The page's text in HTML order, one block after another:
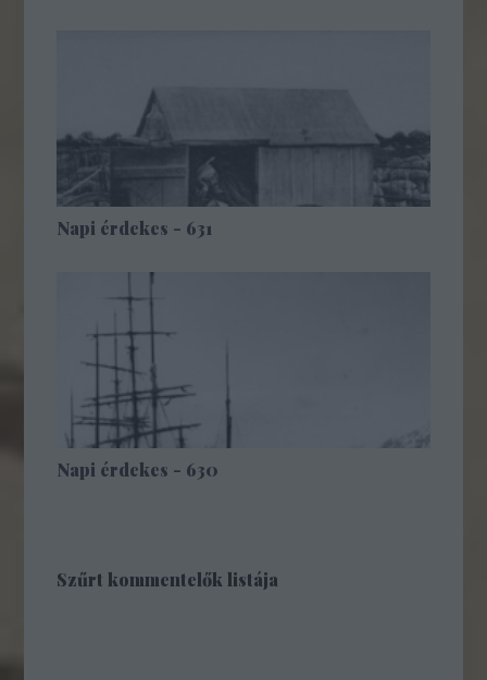
Napi érdekes - 631
Napi érdekes - 630
Szűrt kommentelők listája